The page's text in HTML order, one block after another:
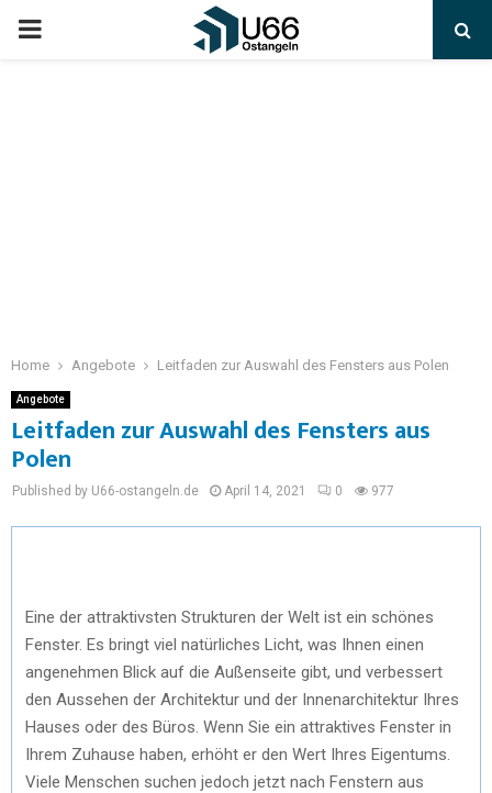
Home Angebote Leitfaden zur Auswahl des Fensters aus Polen
Angebote
Leitfaden zur Auswahl des Fensters aus
Polen
Published by U66-ostangeln.de April 14, 2021 0 977
Eine der attraktivsten Strukturen der Welt ist ein schönes
Fenster. Es bringt viel natürliches Licht, was Ihnen einen
angenehmen Blick auf die Außenseite gibt, und verbessert
den Aussehen der Architektur und der Innenarchitektur Ihres
Hauses oder des Büros. Wenn Sie ein attraktives Fenster in
Ihrem Zuhause haben, erhöht er den Wert Ihres Eigentums.
Viele Menschen suchen jedoch jetzt nach Fenstern aus